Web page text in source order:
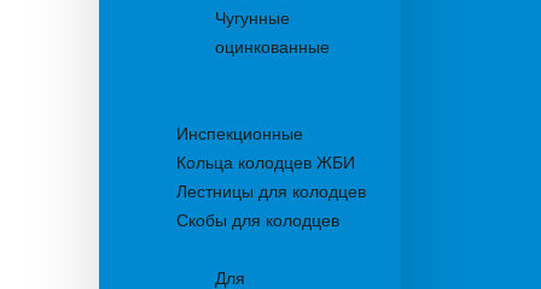
Чугунные
оцинкованные
Инспекционные
Кольца колодцев ЖБИ
Лестницы для колодцев
Скобы для колодцев
Для